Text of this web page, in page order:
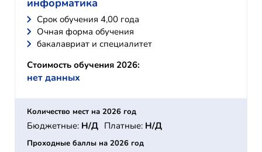
Cрок обучения 4,00 года
Очная форма обучения
бакалавриат и специалитет
Стоимость обучения 2026:
нет данных
Количество мест на 2026 год
Бюджетные: Н/Д Платные: Н/Д
Проходные баллы на 2026 год